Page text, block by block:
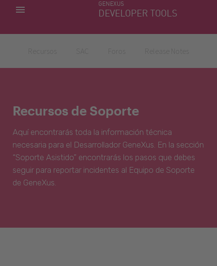
GENEXUS
DEVELOPER TOOLS
MIS APLICACIONES
Recursos de Soporte
Aquí encontrarás toda la información técnica
necesaria para el Desarrollador GeneXus. En la sección
“Soporte Asistido” encontrarás los pasos que debes
seguir para reportar incidentes al Equipo de Soporte
de GeneXus.